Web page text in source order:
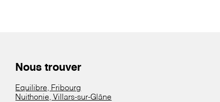
Nous trouver
Equilibre, Fribourg
Nuithonie, Villars-sur-Glâne